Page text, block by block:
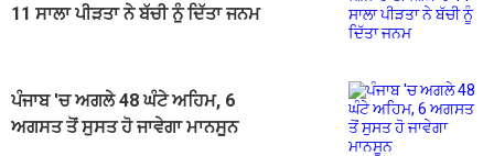
11 ਸਾਲਾ ਪੀੜਤਾ ਨੇ ਬੱਚੀ ਨੂੰ ਦਿੱਤਾ ਜਨਮ
ਪੰਜਾਬ 'ਚ ਅਗਲੇ 48 ਘੰਟੇ ਅਹਿਮ, 6
ਅਗਸਤ ਤੋਂ ਸੁਸਤ ਹੋ ਜਾਵੇਗਾ ਮਾਨਸੂਨ